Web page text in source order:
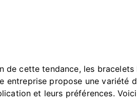
de cette tendance, les bracelets
propose une variété
et leurs préférences.